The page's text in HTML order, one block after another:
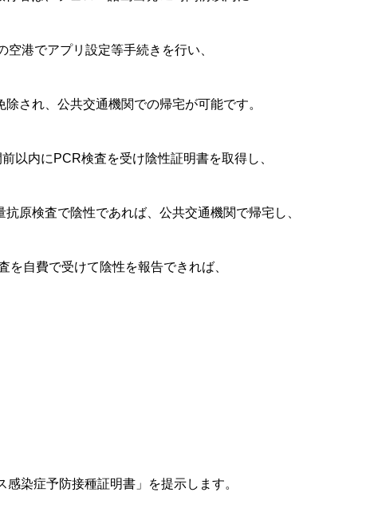
港でアプリ設定等手続きを行い、
され、公共交通機関での帰宅が可能です。
内にPCR検査を受け陰性証明書を取得し、
原検査で陰性であれば、公共交通機関で帰宅し、
自費で受けて陰性を報告できれば、
染症予防接種証明書」を提示します。